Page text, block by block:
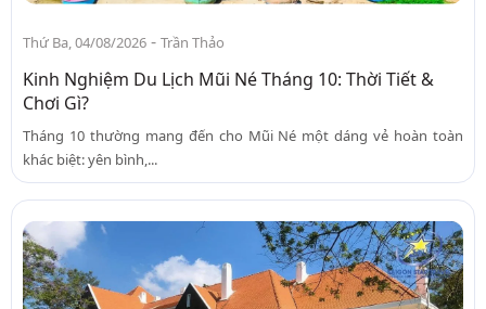
Thứ Ba, 04/08/2026 - Trần Thảo
Kinh Nghiệm Du Lịch Mũi Né Tháng 10: Thời Tiết &
Chơi Gì?
Tháng 10 thường mang đến cho Mũi Né một dáng vẻ hoàn toàn
khác biệt: yên bình,...